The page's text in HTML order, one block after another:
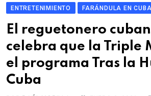
ENTRETENIMIENTO FARÁNDULA EN CUBA
El reguetonero
celebra que la Triple
el programa Tras la
Cuba